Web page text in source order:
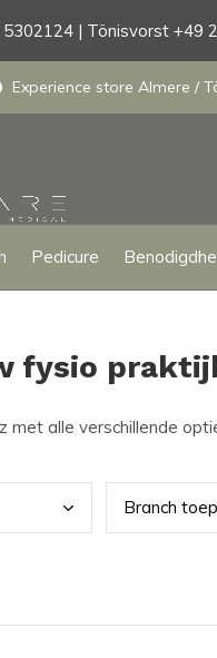
Pedicure
Experience store Almere /
5302124 | Tönisvorst +49
fysio
met alle verschillende
Branch